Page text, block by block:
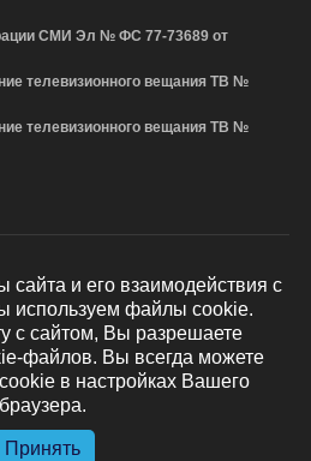
СМИ Эл № ФС 77-73689 от
телевизионного вещания ТВ №
телевизионного вещания ТВ №
ОТПРАВИТЬ
защищены.
и его взаимодействия с
используем файлы cookie.
с сайтом, Вы разрешаете
файлов. Вы всегда можете
в настройках Вашего
браузера.
Принять